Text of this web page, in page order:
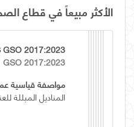
الأكثر مبيعاً في قطاع
GSO 2017:2023
GSO 2017:2023
مواصفة قياسية
المناديل المبللة